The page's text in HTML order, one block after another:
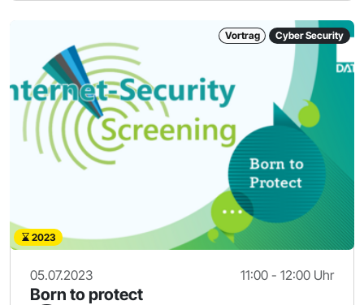
Vortrag Cyber Security
2023
05.07.2023 11:00 - 12:00 Uhr
Born to protect